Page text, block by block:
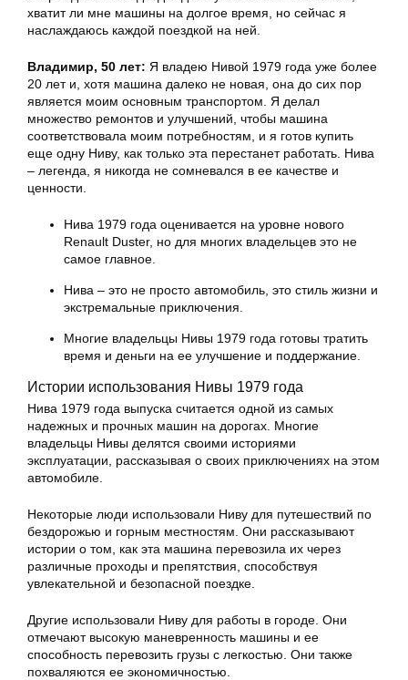
хватит ли мне машины на долгое время, но сейчас я
наслаждаюсь каждой поездкой на ней.
Владимир, 50 лет: Я владею Нивой 1979 года уже более
20 лет и, хотя машина далеко не новая, она до сих пор
является моим основным транспортом. Я делал
множество ремонтов и улучшений, чтобы машина
соответствовала моим потребностям, и я готов купить
еще одну Ниву, как только эта перестанет работать. Нива
– легенда, я никогда не сомневался в ее качестве и
ценности.
Нива 1979 года оценивается на уровне нового
Renault Duster, но для многих владельцев это не
самое главное.
Нива – это не просто автомобиль, это стиль жизни и
экстремальные приключения.
Многие владельцы Нивы 1979 года готовы тратить
время и деньги на ее улучшение и поддержание.
Истории использования Нивы 1979 года
Нива 1979 года выпуска считается одной из самых
надежных и прочных машин на дорогах. Многие
владельцы Нивы делятся своими историями
эксплуатации, рассказывая о своих приключениях на этом
автомобиле.
Некоторые люди использовали Ниву для путешествий по
бездорожью и горным местностям. Они рассказывают
истории о том, как эта машина перевозила их через
различные проходы и препятствия, способствуя
увлекательной и безопасной поездке.
Другие использовали Ниву для работы в городе. Они
отмечают высокую маневренность машины и ее
способность перевозить грузы с легкостью. Они также
похваляются ее экономичностью.